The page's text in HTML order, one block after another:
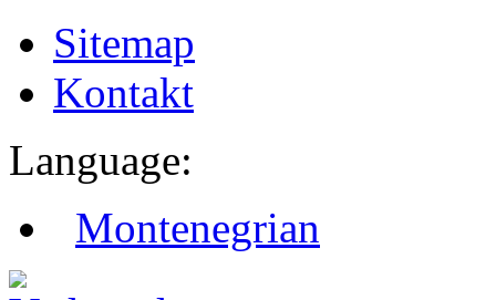
Sitemap
Kontakt
Language:
Montenegrian